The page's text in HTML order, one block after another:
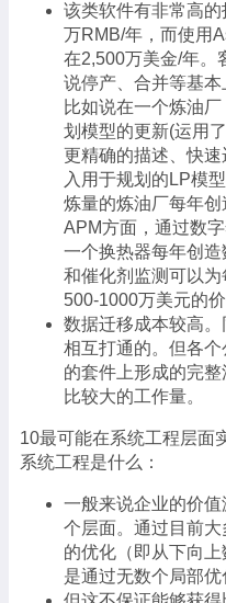
该类软件有非常高
万RMB/年，而使用
在2,500万美金/年。
说停产、合并等基本
比如说在一个炼油
划模型的更新(运用
更精确的描述、快
入用于规划的LP模
炼量的炼油厂每年
APM方面，通过数
一个换热器每年创
和催化剂监测可以
500-1000万美元的价
数据迁移成本较高
相互打通的。但各
的套件上形成的完
比较大的工作量。
10最可能在系统工程层面
系统工程是什么：
一般来说企业的价
个层面。通过目前
的优化（即从下向
是通过无数个局部优